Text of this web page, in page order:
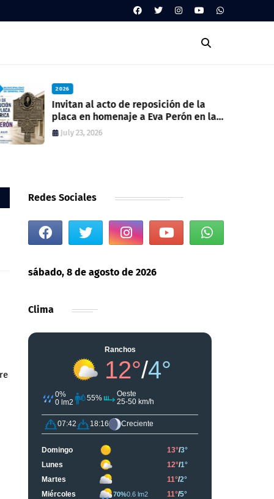
al acto de reposición de la
en homenaje a Eva Perón en la
estación del ferrocarril
23, 2026
Redes Sociales
sábado, 8 de agosto de 2026
Clima